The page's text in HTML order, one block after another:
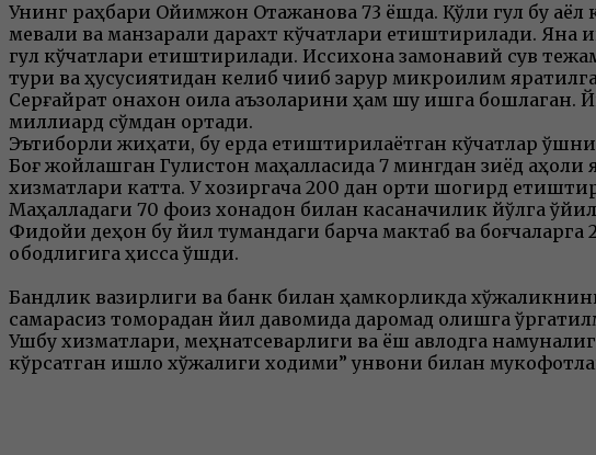
Унинг раҳбари Ойимжон Отажанова 73 ёшда. Қўли гул бу аёл
мевали ва манзарали дарахт кўчатлари етиштирилади. Яна
гул кўчатлари етиштирилади. Иссиқхона замонавий сув
тури ва ҳусусиятидан келиб чиқиб зарур микроиқлим
Серғайрат онахон оила аъзоларини ҳам шу ишга бошлаган.
миллиард сўмдан ортади.
Эътиборли жиҳати, бу ерда етиштирилаётган кўчатлар
Боғ жойлашган Гулистон маҳалласида 7 мингдан зиёд
хизматлари катта. У хозиргача 200 дан ортиқ шогирд
Маҳалладаги 70 фоиз хонадон билан касаначилик йўлга
Фидойи деҳқон бу йил тумандаги барча мактаб ва
ободлигига ҳисса қўшди.
Бандлик вазирлиги ва банк билан ҳамкорликда
самарасиз томорқадан йил давомида даромад олишга
Ушбу хизматлари, меҳнатсеварлиги ва ёш авлодга
кўрсатган қишлоқ хўжалиги ходими” унвони билан